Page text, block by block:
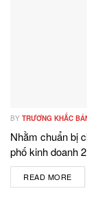
BY TRƯƠNG KHẮC
Nhằm chuẩn bị
phố kinh doanh
READ MORE